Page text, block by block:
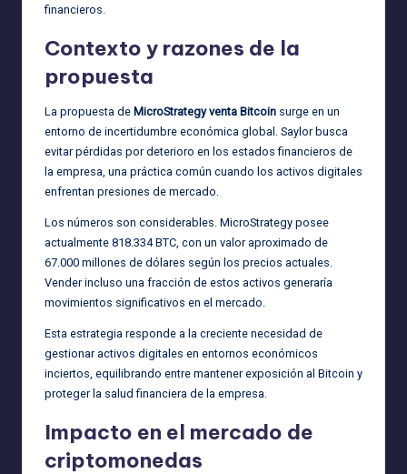
financieros.
Contexto y razones de la
propuesta
La propuesta de MicroStrategy venta Bitcoin surge en un
entorno de incertidumbre económica global. Saylor busca
evitar pérdidas por deterioro en los estados financieros de
la empresa, una práctica común cuando los activos digitales
enfrentan presiones de mercado.
Los números son considerables. MicroStrategy posee
actualmente 818.334 BTC, con un valor aproximado de
67.000 millones de dólares según los precios actuales.
Vender incluso una fracción de estos activos generaría
movimientos significativos en el mercado.
Esta estrategia responde a la creciente necesidad de
gestionar activos digitales en entornos económicos
inciertos, equilibrando entre mantener exposición al Bitcoin y
proteger la salud financiera de la empresa.
Impacto en el mercado de
criptomonedas